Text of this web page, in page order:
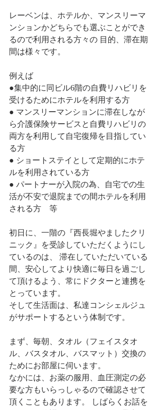
レーベンは、ホテルか、マンスリーマ
ンションかどちらでも選ぶことができ
るので利用される方々の 目的、滞在期
間は様々です。
例えば
●集中的に同ビル6階の自費リハビリを
受けるためにホテルを利用する方
● マンスリーマンションに滞在しなが
ら介護保険サービスと自費リハビリの
両方を利用して自宅復帰を目指してい
る方
● ショートステイとして定期的にホテ
ルを利用されている方
● パートナーが入院の為、自宅での生
活が不安で退院までの間ホテルを利用
される方　等
初日に、一階の『西長堀やましたクリ
ニック』を受診していただくようにし
ているのは、 滞在していただいている
間、安心してより快適に毎日を過ごし
て頂けるよう、常にドクターと連携を
とっています。
そして生活面は、私達コンシェルジュ
がサポートするという体制です。
まず、毎朝、タオル（フェイスタオ
ル、バスタオル、バスマット）交換の
ためにお部屋に伺います。
なかには、お薬の服用、血圧測定の必
要な方もいらっしゃるので確認させて
頂くこともあります。 しばらくお話を